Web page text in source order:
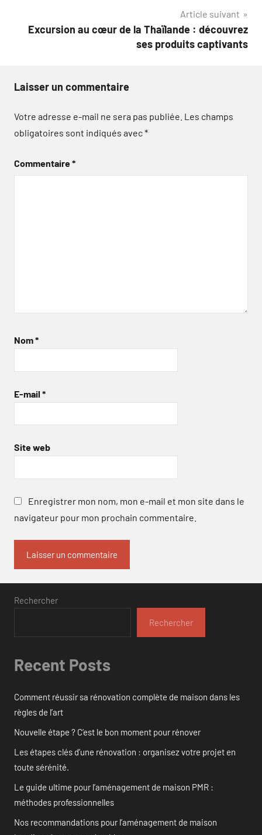
Article suivant
Excursion au cœur de la Thaïlande : découvrez
ses produits captivants
Laisser un commentaire
Votre adresse e-mail ne sera pas publiée. Les champs
obligatoires sont indiqués avec*
Commentaire*
Nom*
E-mail *
Site web
Enregistrer mon nom, mon e-mail et mon site dans le
navigateur pour mon prochain commentaire.
Rechercher
Rechercher
Recent Posts
Comment réussir sa rénovation complète de maison dans les
règles de l’art
Nouvelle étape ? C’est le bon moment pour rénover
Les étapes clés d’une rénovation : organisez votre projet en
toute sérénité.
Le guide ultime pour l’aménagement de maison PMR :
méthodes professionnelles
Nos recommandations pour l’aménagement de maison